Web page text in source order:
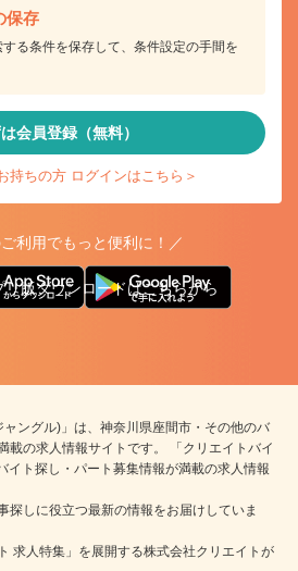
保存
る条件を保存して、条件設定の手間を
会員登録（無料）
持ちの方 ログインはこちら＞
利用でもっと便利に！／
リ版ダウンロードはこちらから
ャングル)」は、神奈川県座間市・その他のバ
載の求人情報サイトです。 「クリエイトバイ
イト探し・パート募集情報が満載の求人情報
探しに役立つ最新の情報をお届けしていま
求人特集」を展開する株式会社クリエイトが